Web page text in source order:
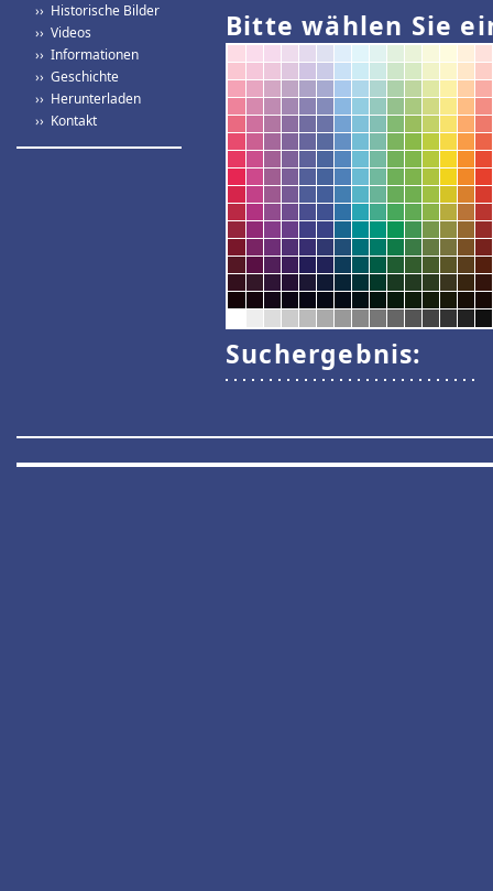
›› Historische Bilder
›› Videos
›› Informationen
›› Geschichte
›› Herunterladen
›› Kontakt
Bitte wählen Sie
Suchergebnis: